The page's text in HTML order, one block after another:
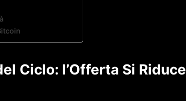
Ciclo: l’Offerta Si Riduce